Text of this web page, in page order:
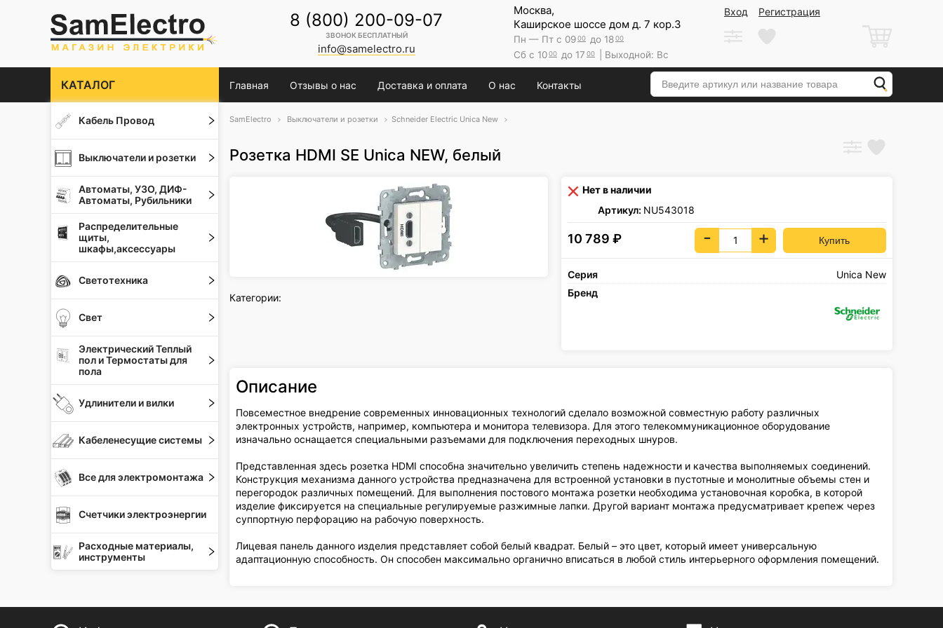
8 (800) 200-09-07
ЗВОНОК БЕСПЛАТНЫЙ
info@samelectro.ru
Москва,
Каширское шоссе дом д. 7 кор.3
Пн — Пт с 0900 до 1800
Сб с 1000 до 17 00 | Выходной: Вс
Вход Регистрация
КАТАЛОГ Главная Отзывы о нас Доставка и оплата О нас Контакты
Кабель Провод
Выключатели и розетки
Автоматы, УЗО, ДИФ-
Автоматы, Рубильники
Распределительные
щиты,
шкафы,аксессуары
Светотехника
Свет
Электрический Теплый
пол и Термостаты для
пола
Удлинители и вилки
Кабеленесущие системы
Все для электромонтажа
Счетчики электроэнергии
Расходные материалы,
инструменты
SamElectro Выключатели и розетки Schneider Electric Unica New
Розетка HDMI SE Unica NEW, белый
Категории:
Нет в наличии
Артикул: NU543018
10 789 ₽ - +
Серия
Unica New
Бренд
Описание
Повсеместное внедрение современных инновационных технологий сделало возможной совместную работу различных
электронных устройств, например, компьютера и монитора телевизора. Для этого телекоммуникационное оборудование
изначально оснащается специальными разъемами для подключения переходных шнуров.
Представленная здесь розетка HDMI способна значительно увеличить степень надежности и качества выполняемых соединений.
Конструкция механизма данного устройства предназначена для встроенной установки в пустотные и монолитные объемы стен и
перегородок различных помещений. Для выполнения постового монтажа розетки необходима установочная коробка, в которой
изделие фиксируется на специальные регулируемые разжимные лапки. Другой вариант монтажа предусматривает крепеж через
суппортную перфорацию на рабочую поверхность.
Лицевая панель данного изделия представляет собой белый квадрат. Белый – это цвет, который имеет универсальную
адаптационную способность. Он способен максимально органично вписаться в любой стиль интерьерного оформления помещений.